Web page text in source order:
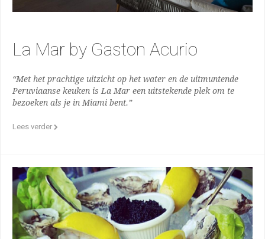
La Mar by Gaston Acurio
“Met het prachtige uitzicht op het water en de uitmuntende
Peruviaanse keuken is La Mar een uitstekende plek om te
bezoeken als je in Miami bent.”
Lees verder